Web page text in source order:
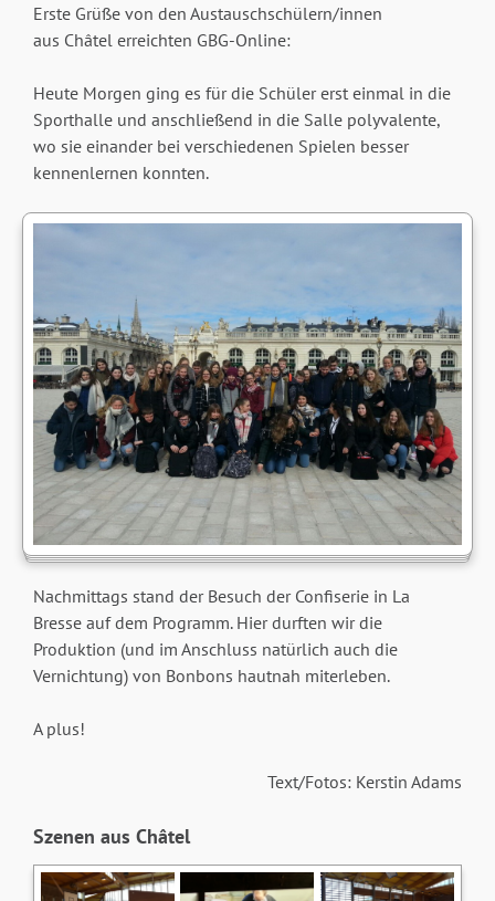
Erste Grüße von den Austauschschülern/innen
aus Châtel erreichten GBG-Online:
Heute Morgen ging es für die Schüler erst einmal in die
Sporthalle und anschließend in die Salle polyvalente,
wo sie einander bei verschiedenen Spielen besser
kennenlernen konnten.
Nachmittags stand der Besuch der Confiserie in La
Bresse auf dem Programm. Hier durften wir die
Produktion (und im Anschluss natürlich auch die
Vernichtung) von Bonbons hautnah miterleben.
A plus!
Text/Fotos: Kerstin Adams
Szenen aus Châtel